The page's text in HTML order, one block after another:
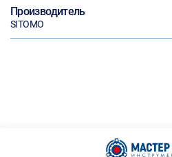
Производитель
SITOMO